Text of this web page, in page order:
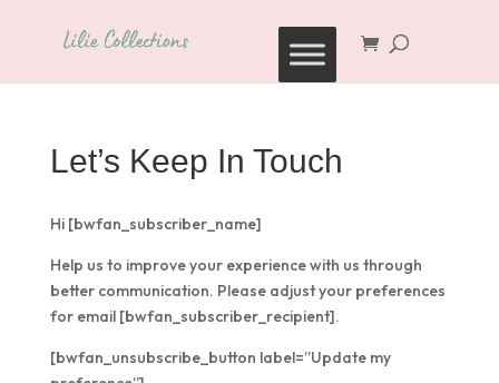
Let’s Keep In Touch
Hi [bwfan_subscriber_name]
Help us to improve your experience with us through
better communication. Please adjust your preferences
for email [bwfan_subscriber_recipient].
[bwfan_unsubscribe_button label=”Update my